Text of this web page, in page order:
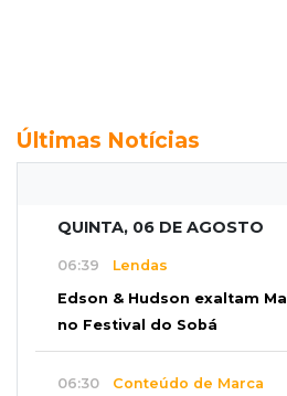
Últimas Notícias
QUINTA, 06 DE AGOSTO
06:39 Lendas
Edson & Hudson exaltam
no Festival do Sobá
06:30 Conteúdo de Marca